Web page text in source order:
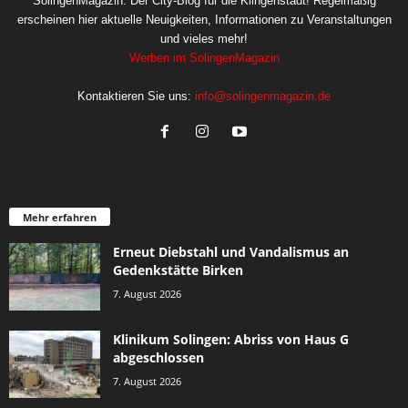
erscheinen hier aktuelle Neuigkeiten, Informationen zu Veranstaltungen
und vieles mehr!
Werben im SolingenMagazin
Kontaktieren Sie uns: info@solingenmagazin.de
Mehr erfahren
Erneut Diebstahl und Vandalismus an
Gedenkstätte Birken
7. August 2026
Klinikum Solingen: Abriss von Haus G
abgeschlossen
7. August 2026